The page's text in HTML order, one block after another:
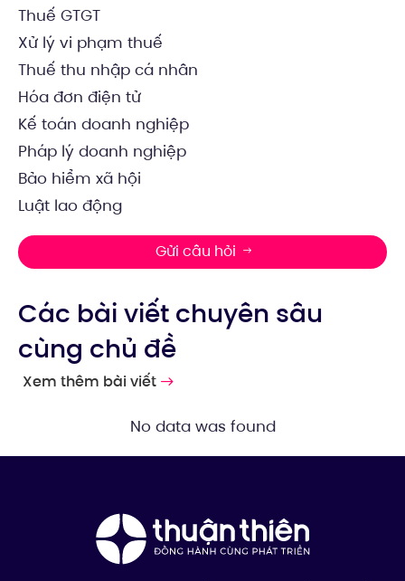
Thuế GTGT
Xử lý vi phạm thuế
Thuế thu nhập cá nhân
Hóa đơn điện tử
Kế toán doanh nghiệp
Pháp lý doanh nghiệp
Bảo hiểm xã hội
Luật lao động
Gửi câu hỏi
Các bài viết chuyên sâu
cùng chủ đề
Xem thêm bài viết
No data was found